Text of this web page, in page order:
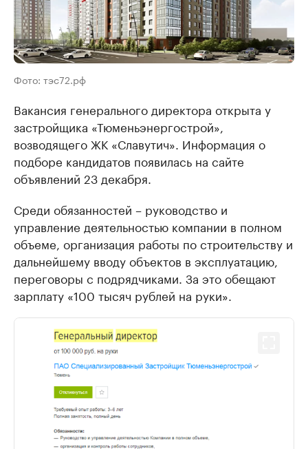
Фото: тэс72.рф
Вакансия генерального директора открыта у
застройщика «Тюменьэнергострой»,
возводящего ЖК «Славутич». Информация о
подборе кандидатов появилась на сайте
объявлений 23 декабря.
Среди обязанностей – руководство и
управление деятельностью компании в полном
объеме, организация работы по строительству и
дальнейшему вводу объектов в эксплуатацию,
переговоры с подрядчиками. За это обещают
зарплату «100 тысяч рублей на руки».